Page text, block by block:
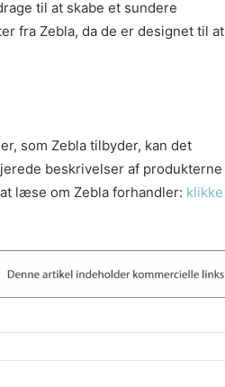
til at skabe et sundere
fra Zebla, da de er designet til at
som Zebla tilbyder, kan det
beskrivelser af produkterne
læse om Zebla forhandler: klikke